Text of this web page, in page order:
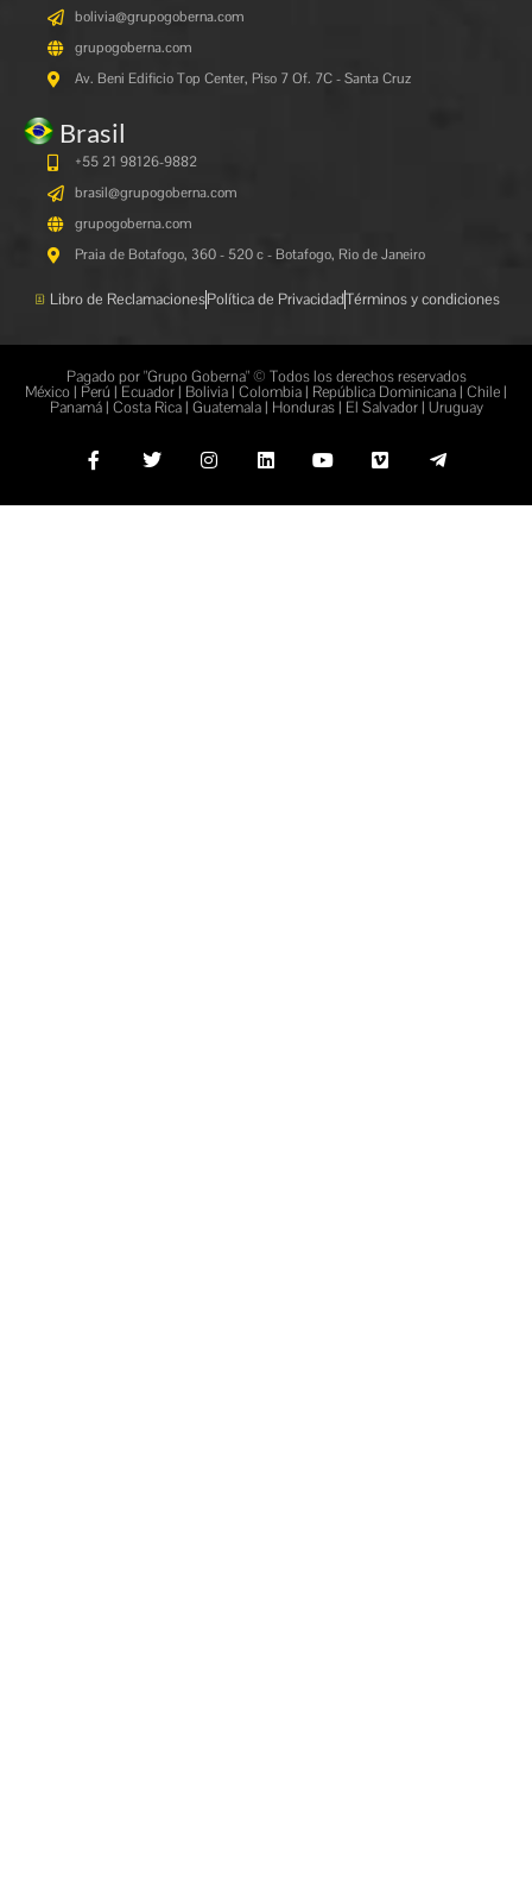
bolivia@grupogoberna.com
grupogoberna.com
Av. Beni Edificio Top Center, Piso 7 Of. 7C - Santa Cruz
Brasil
+55 21 98126-9882
brasil@grupogoberna.com
grupogoberna.com
Praia de Botafogo, 360 - 520 c - Botafogo, Rio de Janeiro
Libro de ReclamacionesPolítica de PrivacidadTérminos y condiciones
Pagado por "Grupo Goberna" © Todos los derechos reservados
México | Perú | Ecuador | Bolivia | Colombia | República Dominicana | Chile |
Panamá | Costa Rica | Guatemala | Honduras | El Salvador | Uruguay